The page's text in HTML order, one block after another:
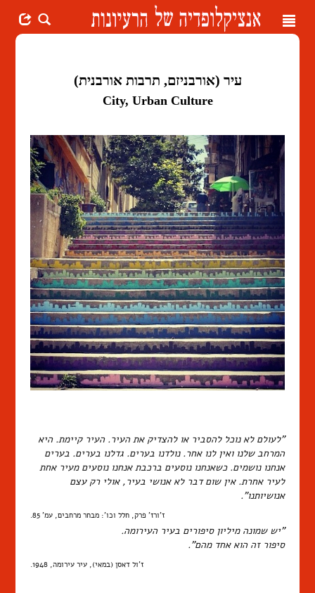
Toggle
עיר (אורבניזם, תרבות אורבנית)
City, Urban Culture
"לעולם לא נוכל להסביר או להצדיק את העיר. העיר קיימת. היא
המרחב שלנו ואין לנו אחר. נולדנו בערים. גדלנו בערים. בערים
אנחנו נושמים. כשאנחנו נוסעים ברכבת אנחנו נוסעים מעיר אחת
לעיר אחרת. אין שום דבר לא אנושי בעיר, אולי רק עצם
אנושיותנו".
ז'ורז' פרק, חלל וכו': מבחר מרחבים, עמ' 85.
"יש שמונה מיליון סיפורים בעיר העירומה.
סיפור זה הוא אחד מהם".
ז'ול דאסן (במאי), עיר עירומה, 1948.